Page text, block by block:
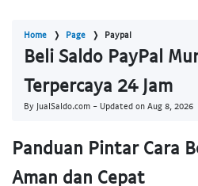
Home Page Paypal
Beli Saldo PayPal
Terpercaya 24 Jam
By JualSaldo.com - Updated on Aug 8, 2026
Panduan Pintar Cara
Aman dan Cepat